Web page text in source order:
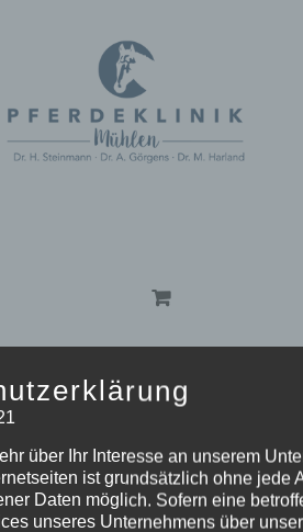
über Ihr Interesse an unserem
ist grundsätzlich ohne jede
Daten möglich. Sofern eine
unseres Unternehmens über